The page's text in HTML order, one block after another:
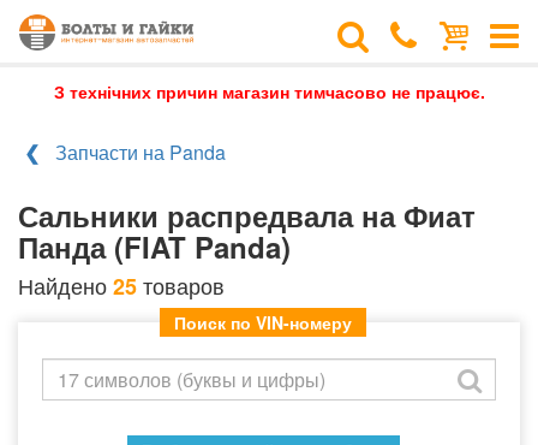
З технічних причин магазин тимчасово не працює.
Запчасти на Panda
Сальники распредвала на Фиат
Панда (FIAT Panda)
Найдено25товаров
Поиск по VIN-номеру